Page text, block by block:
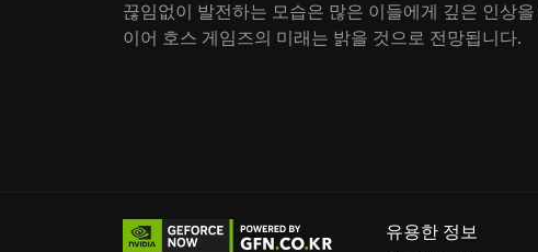
끊임없이 발전하는 모습은 많은 이들에게 깊은 인상
이어 호스 게임즈의 미래는 밝을 것으로 전망됩니다.
유용한 정보